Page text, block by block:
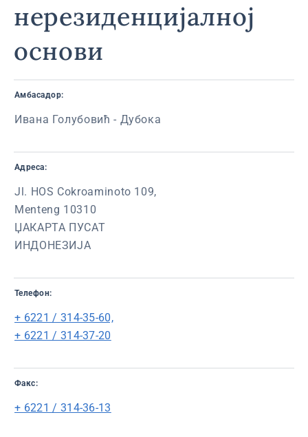
нерезиденцијалној
основи
Амбасадор:
Ивана Голубовић - Дубока
Адреса:
Jl. HOS Cokroaminoto 109,
Menteng 10310
ЏАКАРТА ПУСАТ
ИНДОНЕЗИЈА
Телефон:
+ 6221 / 314-35-60,
+ 6221 / 314-37-20
Факс:
+ 6221 / 314-36-13